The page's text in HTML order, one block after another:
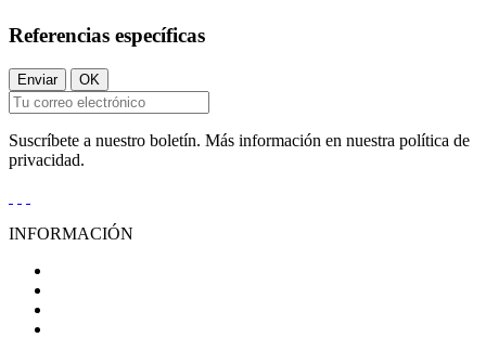
Referencias específicas
Suscríbete a nuestro boletín. Más información en nuestra política de
privacidad.
INFORMACIÓN